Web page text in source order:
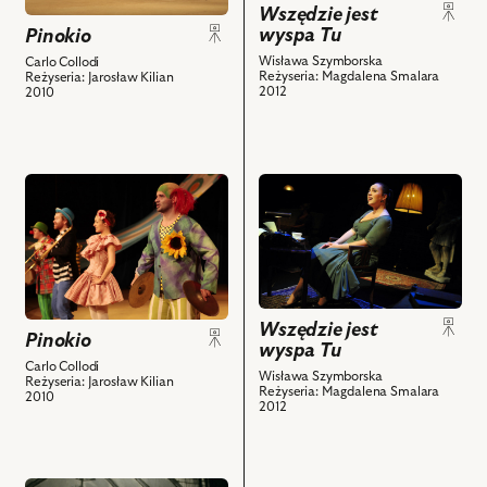
obiektów
Tu,
Na
zdjęciu:
Izabella
Natalia
Magdalena
Smalara
powiązanych
z
nim
obiektów
Wszędzie jest
wyspa Tu
Wisława Szymborska
Reżyseria: Magdalena Smalara
2012
zdjęciu:
Agnieszka
Sztuk
–
–
Magdalena
Smalara
–
Colombina,
Paweł
Koślik
–
Arlekin
Pinokio
Carlo Collodi
Reżyseria: Jarosław Kilian
2010
przejdź
obiektu
Pinokio,
Na
zdjęciu:
Magdalena
Smalara
–
Clown,
Pinokio
Carlo Collodi
Reżyseria: Jarosław Kilian
2010
przejdź
do
obiektu
Wszędzie
wyspa
Tu,
Na
zdjęciu:
Magdalena
Wszędzie jest
wyspa Tu
Wisława Szymborska
Reżyseria: Magdalena Smalara
2012